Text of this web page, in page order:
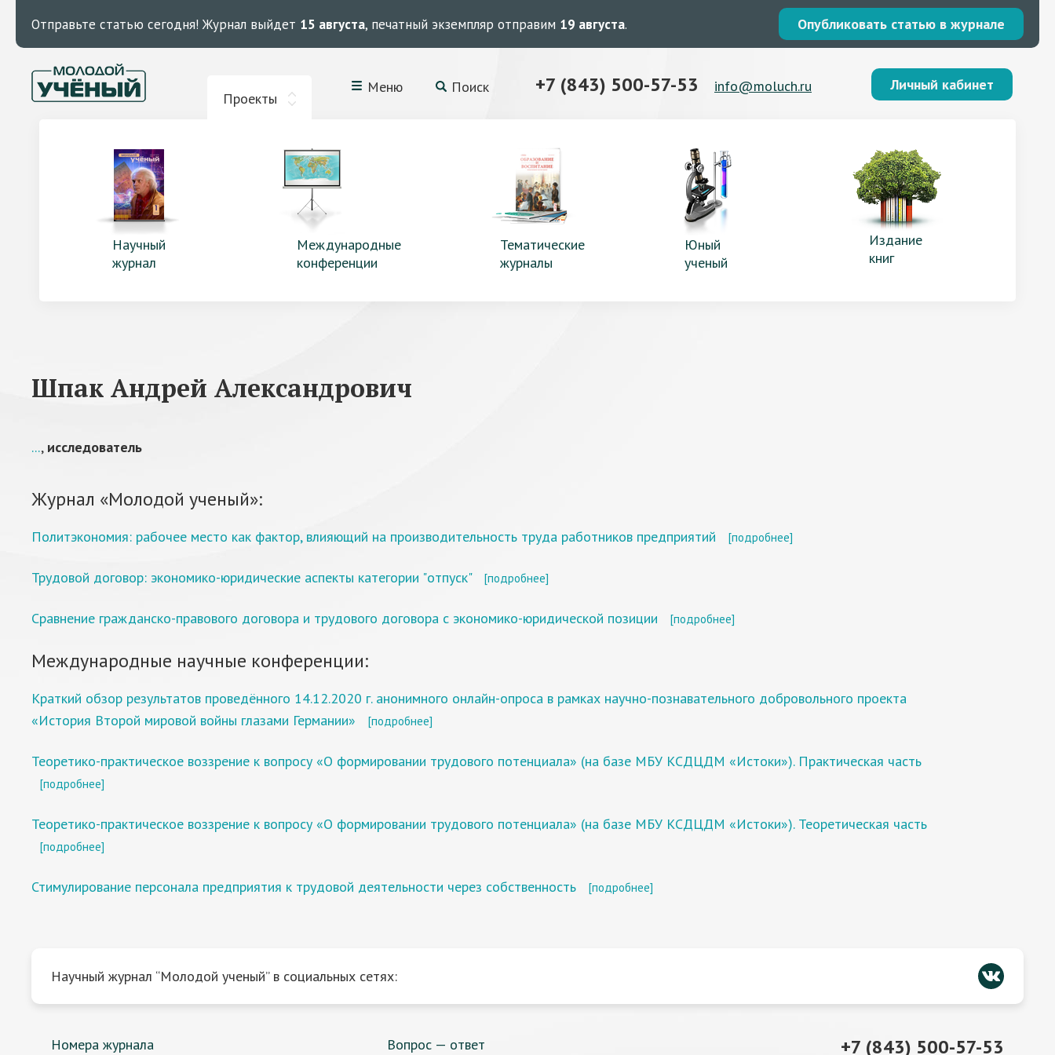
Отправьте статью сегодня! Журнал выйдет 15 августа, печатный экземпляр отправим 19 августа. Опубликовать статью в журнале
Проекты
Меню Поиск +7 (843) 500-57-53 info@moluch.ru Личный кабинет
Научный
журнал
Международные
конференции
Тематические
журналы
Юный
ученый
Издание
книг
Шпак Андрей Александрович
..., исследователь
Журнал «Молодой ученый»:
Политэкономия: рабочее место как фактор, влияющий на производительность труда работников предприятий [подробнее]
Трудовой договор: экономико-юридические аспекты категории "отпуск" [подробнее]
Сравнение гражданско-правового договора и трудового договора с экономико-юридической позиции [подробнее]
Международные научные конференции:
Краткий обзор результатов проведённого 14.12.2020 г. анонимного онлайн-опроса в рамках научно-познавательного добровольного проекта
«История Второй мировой войны глазами Германии»
[подробнее]
Теоретико-практическое воззрение к вопросу «О формировании трудового потенциала» (на базе МБУ КСДЦДМ «Истоки»). Практическая часть
[подробнее]
Теоретико-практическое воззрение к вопросу «О формировании трудового потенциала» (на базе МБУ КСДЦДМ «Истоки»). Теоретическая часть
[подробнее]
Стимулирование персонала предприятия к трудовой деятельности через собственность [подробнее]
Научный журнал “Молодой ученый” в социальных сетях:
Номера журнала Вопрос — ответ +7 (843) 500-57-53